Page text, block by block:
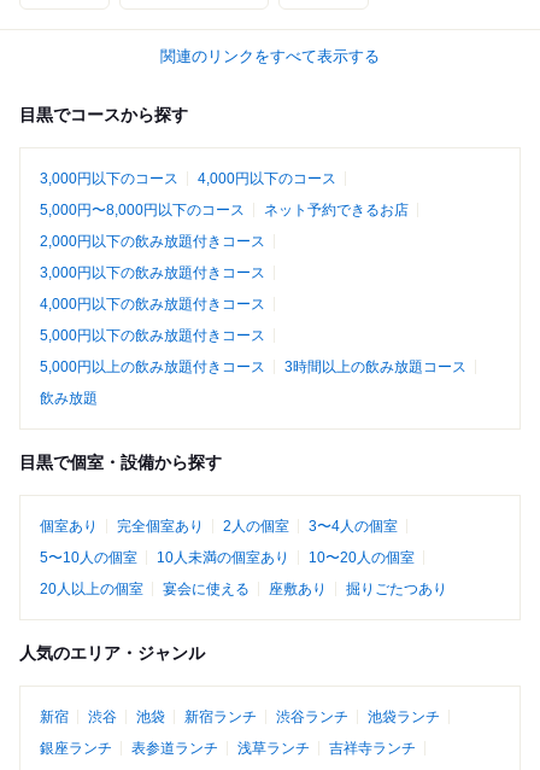
関連のリンクをすべて表示する
目黒でコースから探す
3,000円以下のコース
4,000円以下のコース
5,000円〜8,000円以下のコース
ネット予約できるお店
2,000円以下の飲み放題付きコース
3,000円以下の飲み放題付きコース
4,000円以下の飲み放題付きコース
5,000円以下の飲み放題付きコース
5,000円以上の飲み放題付きコース
3時間以上の飲み放題コース
飲み放題
目黒で個室・設備から探す
個室あり 完全個室あり 2人の個室
3〜4人の個室
5〜10人の個室
10人未満の個室あり
10〜20人の個室
20人以上の個室
宴会に使える 座敷あり 掘りごたつあり
人気のエリア・ジャンル
新宿 渋谷 池袋 新宿ランチ 渋谷ランチ
池袋ランチ
銀座ランチ
表参道ランチ 浅草ランチ
吉祥寺ランチ